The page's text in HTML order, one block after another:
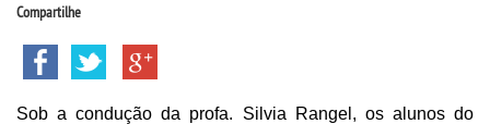
INSCREVA-SE
Compartilhe
Sob a condução da profa. Silvia Rangel, os alunos do